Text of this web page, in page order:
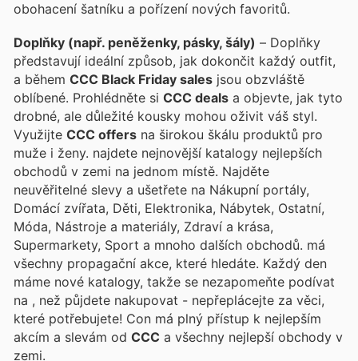
obohacení šatníku a pořízení nových favoritů.
Doplňky (např. peněženky, pásky, šály) – Doplňky
představují ideální způsob, jak dokončit každý outfit,
a během CCC Black Friday sales jsou obzvláště
oblíbené. Prohlédněte si CCC deals a objevte, jak tyto
drobné, ale důležité kousky mohou oživit váš styl.
Využijte CCC offers na širokou škálu produktů pro
muže i ženy. najdete nejnovější katalogy nejlepších
obchodů v zemi na jednom místě. Najděte
neuvěřitelné slevy a ušetřete na Nákupní portály,
Domácí zvířata, Děti, Elektronika, Nábytek, Ostatní,
Móda, Nástroje a materiály, Zdraví a krása,
Supermarkety, Sport a mnoho dalších obchodů. má
všechny propagační akce, které hledáte. Každý den
máme nové katalogy, takže se nezapomeňte podívat
na , než půjdete nakupovat - nepřeplácejte za věci,
které potřebujete! Con má plný přístup k nejlepším
akcím a slevám od CCC a všechny nejlepší obchody v
zemi.